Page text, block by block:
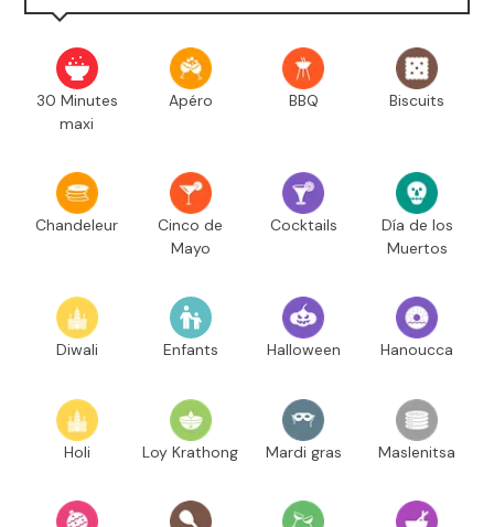
30 Minutes
maxi
Apéro BBQ Biscuits
Chandeleur
Cinco de
Mayo
Cocktails
Día de los
Muertos
Diwali Enfants Halloween Hanoucca
Holi Loy Krathong Mardi gras Maslenitsa